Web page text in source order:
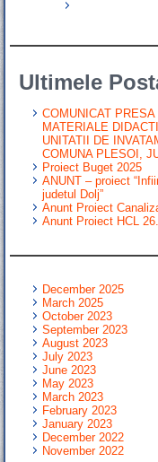
Ultimele
COMUNICAT
MATERIALE
UNITATII DE
COMUNA PLESOI,
Proiect Buget 2025
ANUNT – proiect
judetul Dolj”
Anunt Proiect
Anunt Proiect HCL
December 2025
March 2025
October 2023
September 2023
August 2023
July 2023
June 2023
May 2023
March 2023
February 2023
January 2023
December 2022
November 2022